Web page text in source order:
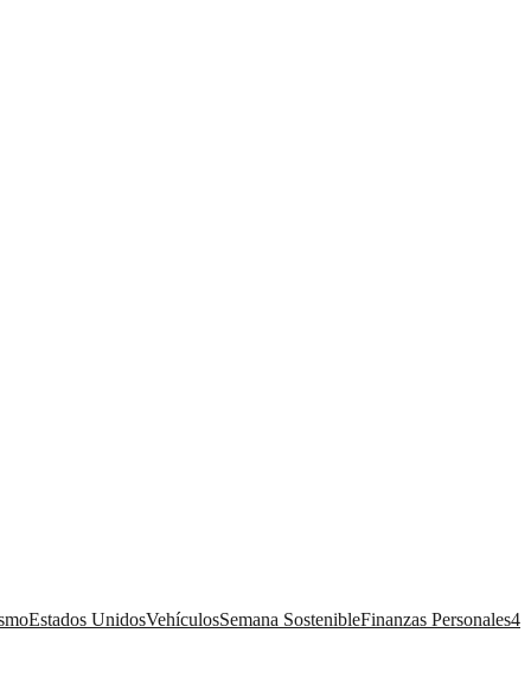
Estados UnidosVehículosSemana SostenibleFinanzas Personales4